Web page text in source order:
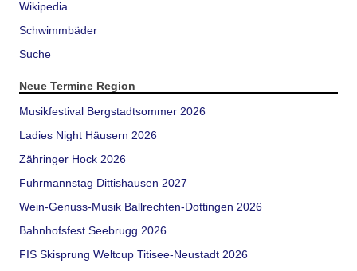
Wikipedia
Schwimmbäder
Suche
Neue Termine Region
Musikfestival Bergstadtsommer 2026
Ladies Night Häusern 2026
Zähringer Hock 2026
Fuhrmannstag Dittishausen 2027
Wein-Genuss-Musik Ballrechten-Dottingen 2026
Bahnhofsfest Seebrugg 2026
FIS Skisprung Weltcup Titisee-Neustadt 2026